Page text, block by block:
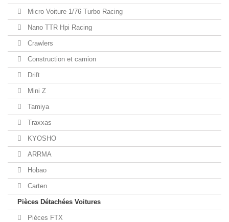
Micro Voiture 1/76 Turbo Racing
Nano TTR Hpi Racing
Crawlers
Construction et camion
Drift
Mini Z
Tamiya
Traxxas
KYOSHO
ARRMA
Hobao
Carten
Pièces Détachées Voitures
Pièces FTX